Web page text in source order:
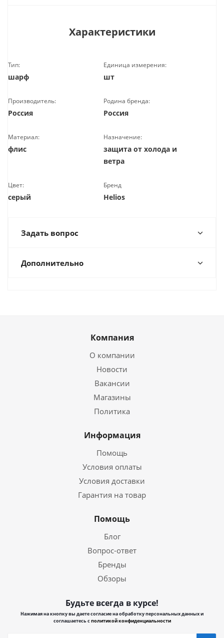
Характеристики
Тип:
шарф
Единица измерения:
шт
Производитель:
Россия
Родина бренда:
Россия
Материал:
флис
Назначение:
защита от холода и
ветра
Цвет:
серый
Бренд
Helios
Задать вопрос
Дополнительно
Компания
О компании
Новости
Вакансии
Магазины
Политика
Информация
Помощь
Условия оплаты
Условия доставки
Гарантия на товар
Помощь
Блог
Вопрос-ответ
Бренды
Обзоры
Будьте всегда в курсе!
Нажимая на кнопку вы даете согласие на обработку персональных данных и
соглашаетесь сполитикой конфиденциальности